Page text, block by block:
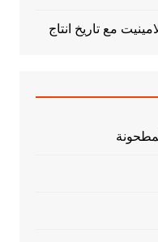
مع تاريخ انتاج